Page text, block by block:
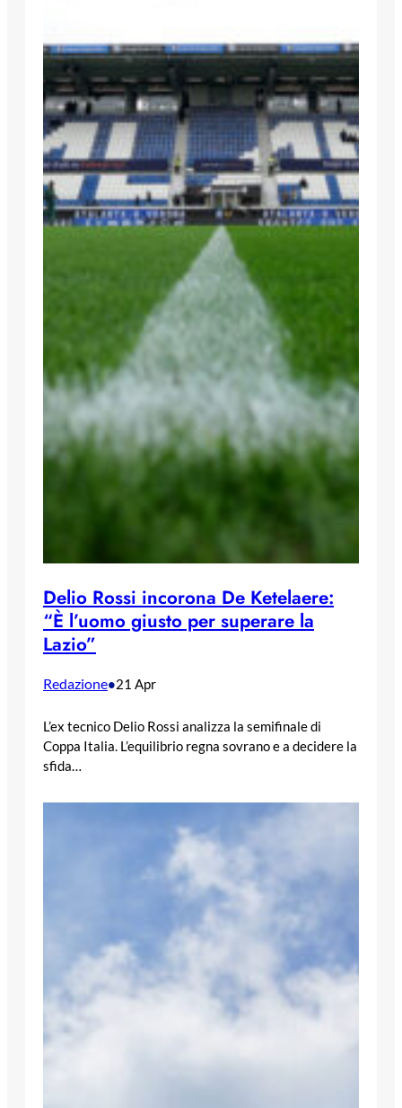
Delio Rossi incorona De Ketelaere:
“È l’uomo giusto per superare la
Lazio”
Redazione•21 Apr
L’ex tecnico Delio Rossi analizza la semifinale di
Coppa Italia. L’equilibrio regna sovrano e a decidere la
sfida…